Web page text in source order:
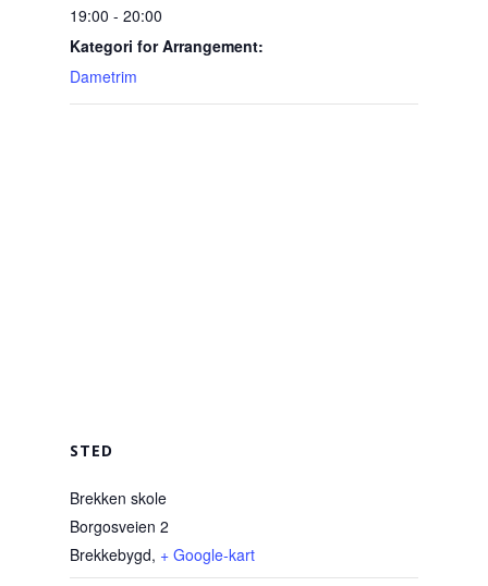
19:00 - 20:00
Kategori for Arrangement:
Dametrim
STED
Brekken skole
Borgosveien 2
Brekkebygd, + Google-kart